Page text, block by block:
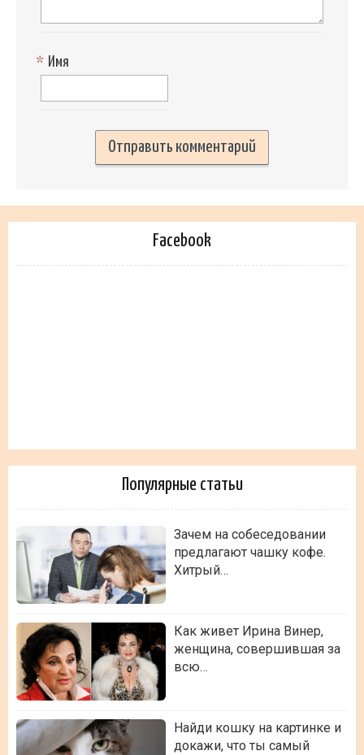
Имя
*
Facebook
Популярные статьи
Зачем на собеседовании
предлагают чашку кофе.
Хитрый…
Как живет Ирина Винер,
женщина, совершившая за
всю…
Найди кошку на картинке и
докажи, что ты самый